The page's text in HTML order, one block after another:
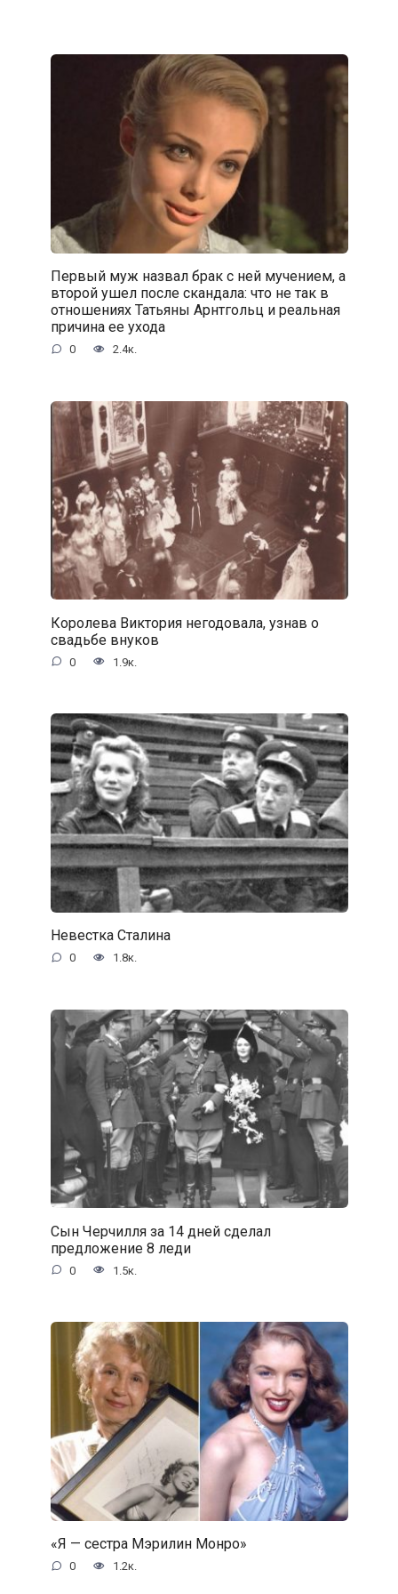
Первый муж назвал брак с ней мучением, а
второй ушел после скандала: что не так в
отношениях Татьяны Арнтгольц и реальная
причина ее ухода
0 2.4к.
Королева Виктория негодовала, узнав о
свадьбе внуков
0 1.9к.
Невестка Сталина
0 1.8к.
Сын Черчилля за 14 дней сделал
предложение 8 леди
0 1.5к.
«Я — сестра Мэрилин Монро»
0 1.2к.